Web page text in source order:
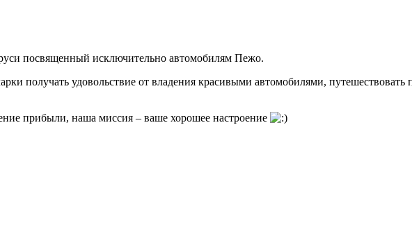
посвященный исключительно автомобилям Пежо.
получать удовольствие от владения красивыми автомобилями,
прибыли, наша миссия – ваше хорошее настроение